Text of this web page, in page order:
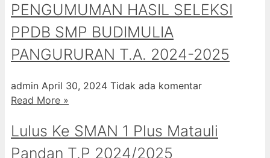
PENGUMUMAN HASIL SELEKSI
PPDB SMP BUDIMULIA
PANGURURAN T.A. 2024-2025
admin April 30, 2024 Tidak ada komentar
Read More »
Lulus Ke SMAN 1 Plus Matauli
Pandan T.P 2024/2025